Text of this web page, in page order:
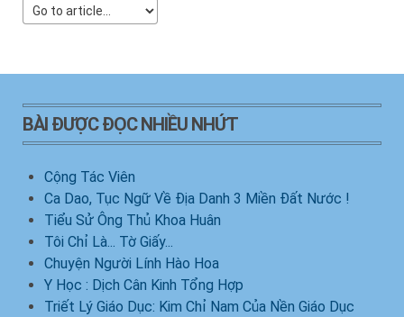
BÀI ĐƯỢC ĐỌC NHIỀU NHỨT
Cộng Tác Viên
Ca Dao, Tục Ngữ Về Địa Danh 3 Miền Đất Nước !
Tiểu Sử Ông Thủ Khoa Huân
Tôi Chỉ Là... Tờ Giấy...
Chuyện Người Lính Hào Hoa
Y Học : Dịch Cân Kinh Tổng Hợp
Triết Lý Giáo Dục: Kim Chỉ Nam Của Nền Giáo Dục